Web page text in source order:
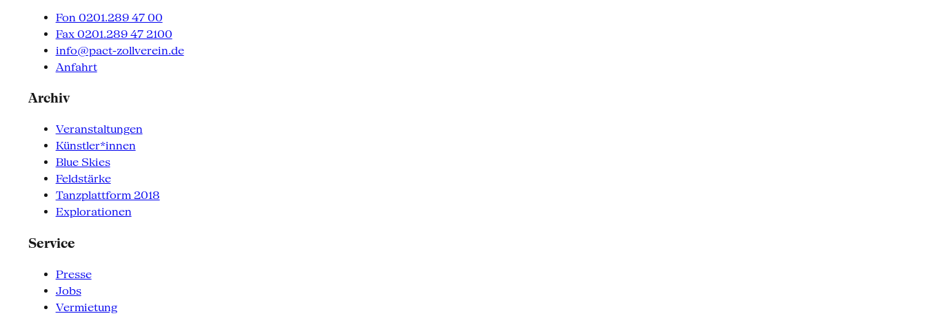
Fon 0201.289 47 00
Fax 0201.289 47 2100
info@pact-zollverein.de
Anfahrt
Archiv
Veranstaltungen
Künstler*innen
Blue Skies
Feldstärke
Tanzplattform 2018
Explorationen
Service
Presse
Jobs
Vermietung